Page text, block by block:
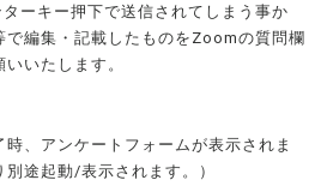
ーキー押下で送信されてしまう事か
で編集・記載したものをZoomの質問欄
いたします。
、アンケートフォームが表示されま
途起動/表示されます。）